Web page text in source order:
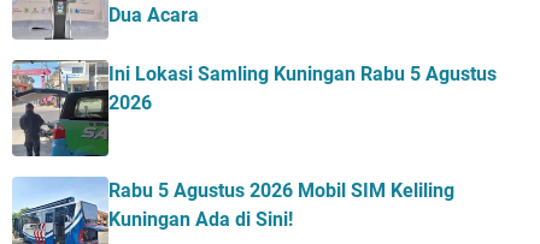
Dua Acara
Ini Lokasi Samling Kuningan Rabu 5 Agustus
2026
Rabu 5 Agustus 2026 Mobil SIM Keliling
Kuningan Ada di Sini!